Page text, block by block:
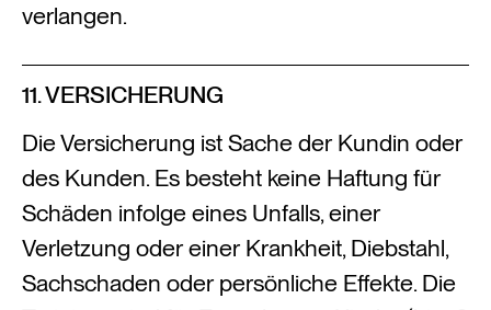
verlangen.
11. VERSICHERUNG
Die Versicherung ist Sache der Kundin oder
des Kunden. Es besteht keine Haftung für
Schäden infolge eines Unfalls, einer
Verletzung oder einer Krankheit, Diebstahl,
Sachschaden oder persönliche Effekte. Die